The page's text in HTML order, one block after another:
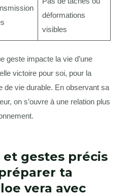
déformations
visibles
geste impacte la vie d’une
victoire pour soi, pour la
de vie durable. En observant sa
on s’ouvre à une relation plus
et gestes précis
ta
vera avec